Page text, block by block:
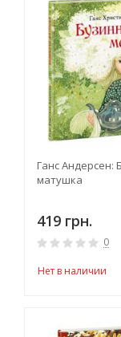
Ганс Андерсен:
матушка
419 грн.
0
Нет в наличии